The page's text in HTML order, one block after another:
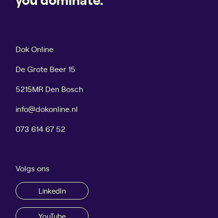
Dok Online
De Grote Beer 15
5215MR Den Bosch
info@dokonline.nl
073 614 67 52
Volgs ons
LinkedIn
YouTube